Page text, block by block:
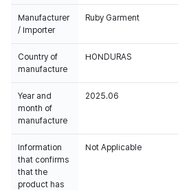
Manufacturer
/ Importer
Ruby Garment
Country of
manufacture
HONDURAS
Year and
month of
manufacture
2025.06
Information
that confirms
that the
product has
Not Applicable